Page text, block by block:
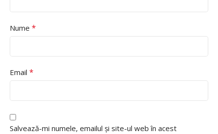
Nume *
Email *
Salvează-mi numele, emailul și site-ul web în acest